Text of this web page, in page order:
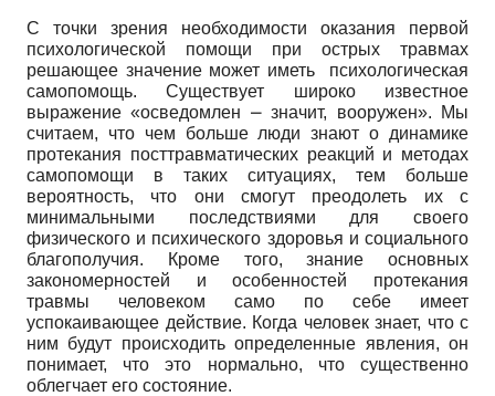
С точки зрения необходимости оказания первой
психологической помощи при острых травмах
решающее значение может иметь психологическая
самопомощь. Существует широко известное
выражение «осведомлен ⎼ значит, вооружен». Мы
считаем, что чем больше люди знают о динамике
протекания посттравматических реакций и методах
самопомощи в таких ситуациях, тем больше
вероятность, что они смогут преодолеть их с
минимальными последствиями для своего
физического и психического здоровья и социального
благополучия. Кроме того, знание основных
закономерностей и особенностей протекания
травмы человеком само по себе имеет
успокаивающее действие. Когда человек знает, что с
ним будут происходить определенные явления, он
понимает, что это нормально, что существенно
облегчает его состояние.